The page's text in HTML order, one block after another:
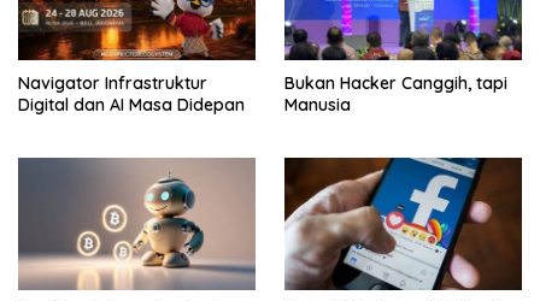
Navigator Infrastruktur
Digital dan AI Masa Didepan
Bukan Hacker Canggih, tapi
Manusia